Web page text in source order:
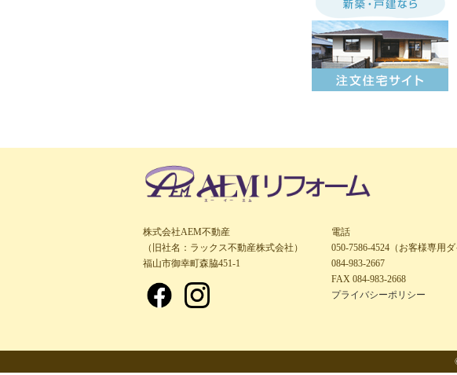
株式会社AEM不動産
（旧社名：ラックス不動産株式会社）
福山市御幸町森脇451-1
電話
050-7586-4524（お客様専用ダ
084-983-2667
FAX 084-983-2668
プライバシーポリシー